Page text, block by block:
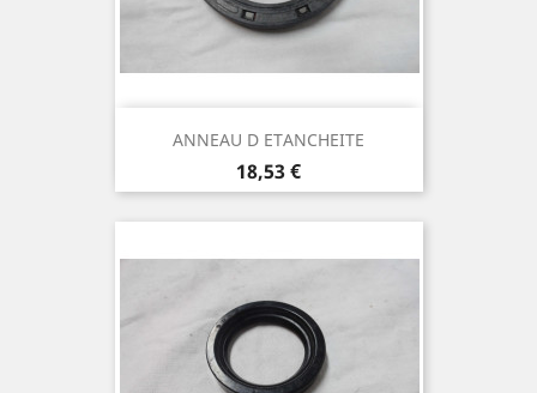
ANNEAU D ETANCHEITE
Prix
18,53 €